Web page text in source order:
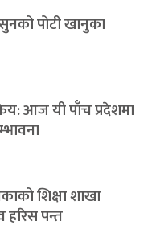
पोटी खानुका
आज यी पाँच प्रदेशमा
शिक्षा शाखा
हरिस पन्त